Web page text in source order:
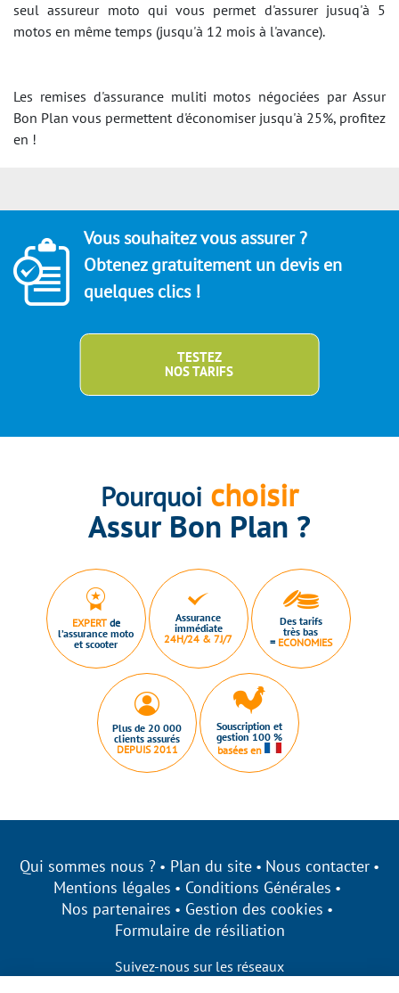
seul assureur moto qui vous permet d'assurer jusuq'à 5
motos en même temps (jusqu'à 12 mois à l'avance).
Les remises d'assurance muliti motos négociées par Assur
Bon Plan vous permettent d'économiser jusqu'à 25%, profitez
en !
Vous souhaitez vous assurer ?
Obtenez gratuitement un devis en
quelques clics !
TESTEZ
NOS TARIFS
Pourquoi choisir
Assur Bon Plan ?
EXPERTde
l’assurance moto
et scooter
Assurance
immédiate
24H/24 & 7J/7
Des tarifs
très bas
= ECONOMIES
Plus de 20 000
clients assurés
DEPUIS 2011
Souscription et
gestion 100 %
basées en
Qui sommes nous ? Plan du site
Nous contacter
Mentions légales
Conditions Générales
Nos partenaires
Gestion des cookies
Formulaire de résiliation
Suivez-nous sur les réseaux